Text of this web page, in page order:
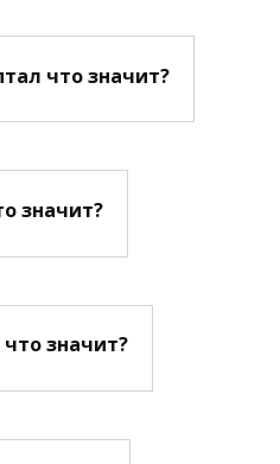
что значит?
значит?
значит?